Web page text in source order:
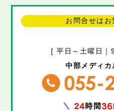
お問合せは
[ 平日～土曜日
中部メディ